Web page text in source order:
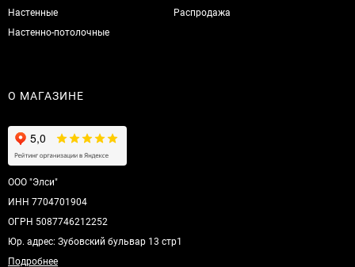
Настенные
Настенно-потолочные
Распродажа
О МАГАЗИНЕ
ООО "Элси"
ИНН 7704701904
ОГРН 5087746212252
Юр. адрес: Зубовский бульвар 13 стр1
Подробнее